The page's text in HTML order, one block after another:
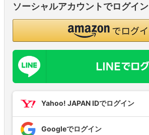
ソーシャルアカウントでログイン
Yahoo! JAPAN IDでログイン
Googleでログイン